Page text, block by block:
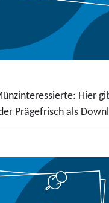
Hier
Prägefrisch als